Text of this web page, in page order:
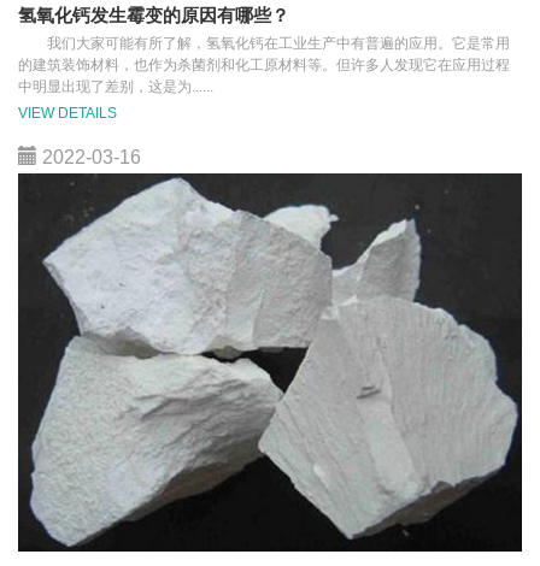
氢氧化钙发生霉变的原因有哪些？
我们大家可能有所了解，氢氧化钙在工业生产中有普遍的应用。它是常用
的建筑装饰材料，也作为杀菌剂和化工原材料等。但许多人发现它在应用过程
中明显出现了差别，这是为......
VIEW DETAILS
2022-03-16